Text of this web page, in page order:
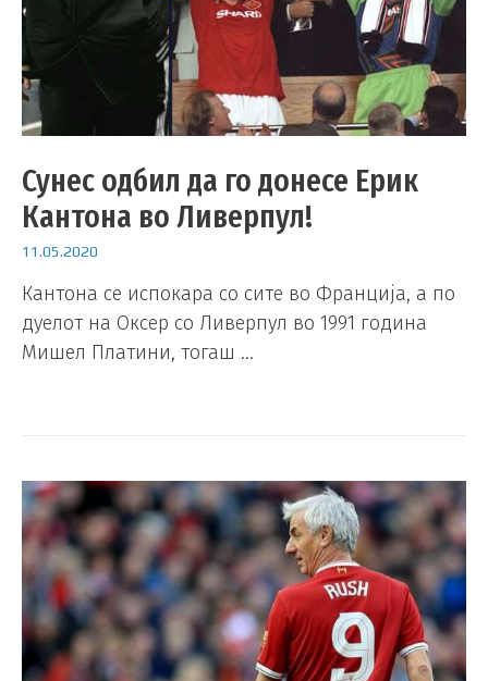
Сунес одбил да го донесе Ерик
Кантона во Ливерпул!
11.05.2020
Кантона се испокара со сите во Франција, а по
дуелот на Оксер со Ливерпул во 1991 година
Мишел Платини, тогаш …